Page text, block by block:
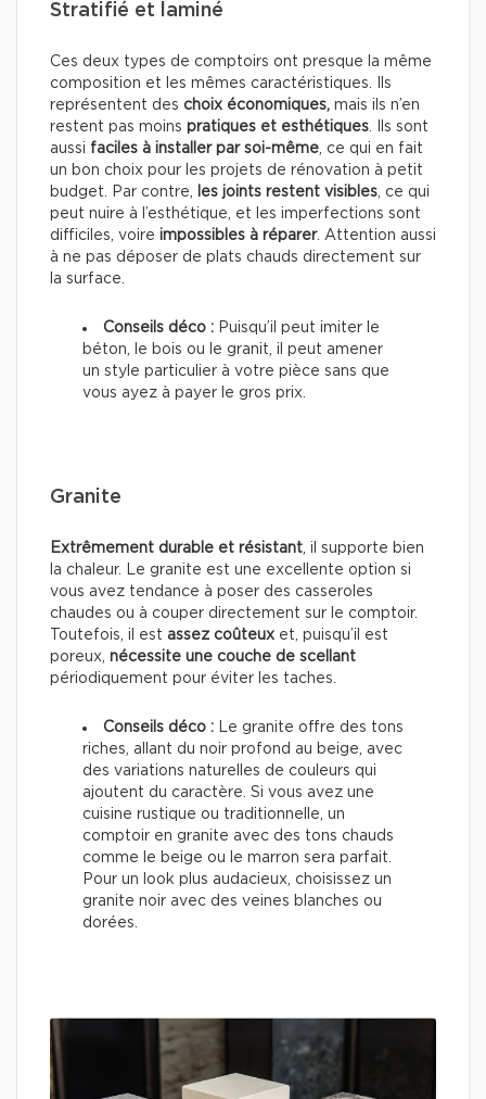
Stratifié et laminé
Ces deux types de comptoirs ont presque la même
composition et les mêmes caractéristiques. Ils
représentent des choix économiques, mais ils n’en
restent pas moins pratiques et esthétiques. Ils sont
aussi faciles à installer par soi-même, ce qui en fait
un bon choix pour les projets de rénovation à petit
budget. Par contre,
les joints restent visibles, ce qui
peut nuire à l’esthétique, et les imperfections sont
difficiles, voire impossibles à réparer. Attention aussi
à ne pas déposer de plats chauds directement sur
la surface.
Conseils déco : Puisqu’il peut imiter le
béton, le bois ou le granit, il peut amener
un style particulier à votre pièce sans que
vous ayez à payer le gros prix.
Granite
Extrêmement durable et résistant, il supporte bien
la chaleur. Le granite est une excellente option si
vous avez tendance à poser des casseroles
chaudes ou à couper directement sur le comptoir.
Toutefois, il est assez coûteux et, puisqu’il est
poreux, nécessite une couche de scellant
périodiquement pour éviter les taches.
Conseils déco : Le granite offre des tons
riches, allant du noir profond au beige, avec
des variations naturelles de couleurs qui
ajoutent du caractère. Si vous avez une
cuisine rustique ou traditionnelle, un
comptoir en granite avec des tons chauds
comme le beige ou le marron sera parfait.
Pour un look plus audacieux, choisissez un
granite noir avec des veines blanches ou
dorées.